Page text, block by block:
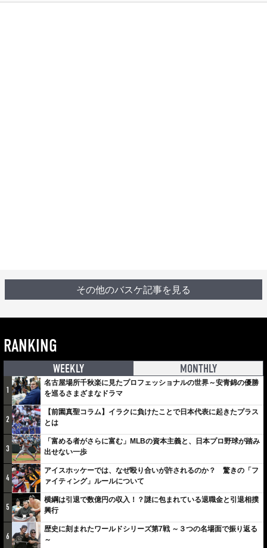
その他のバスケ記事を見る
RANKING
WEEKLY MONTHLY
1
名古屋場所千秋楽に見たプロフェッショナルの世界～安青錦の優勝
を巡るさまざまなドラマ
2
【前園真聖コラム】イラクに負けたことで日本代表に起きたプラス
とは
3
「富める者がさらに富む」MLBの資本主義と、日本プロ野球が踏み
出せない一歩
4
アイスホッケーでは、なぜ殴り合いが許されるのか？ 驚きの「フ
ァイティング」ルールについて
5
横綱は引退で数億円の収入！？謎に包まれている退職金と引退相撲
興行
6
歴史に刻まれたワールドシリーズ第7戦 ～３つの名場面で振り返る
～